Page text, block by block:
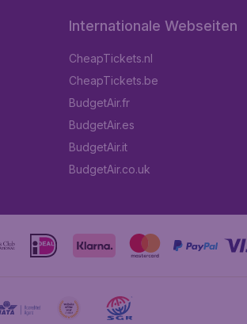
Internationale Webseiten
CheapTickets.nl
CheapTickets.be
BudgetAir.fr
BudgetAir.es
BudgetAir.it
BudgetAir.co.uk